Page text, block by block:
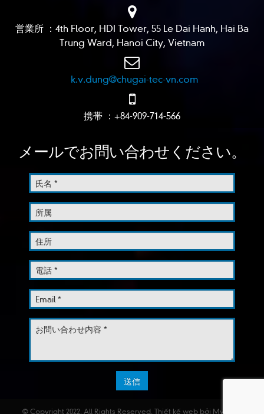
営業所 ：4th Floor, HDI Tower, 55 Le Dai Hanh, Hai Ba
Trung Ward, Hanoi City, Vietnam
k.v.dung@chugai-tec-vn.com
携帯 ：+84-909-714-566
メールでお問い合わせください。
© Copyright 2022. All Rights Reserved. Thiết kế web bởi MyPage